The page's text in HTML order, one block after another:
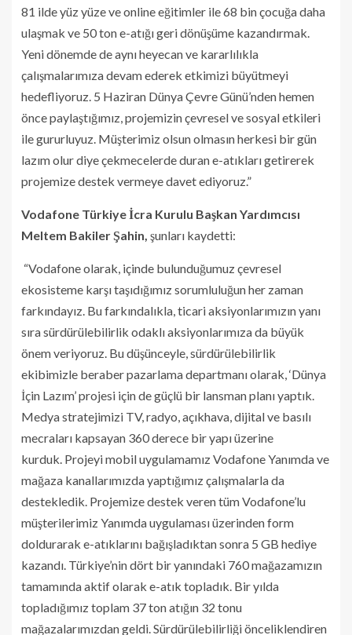
81 ilde yüz yüze ve online eğitimler ile 68 bin çocuğa daha
ulaşmak ve 50 ton e-atığı geri dönüşüme kazandırmak.
Yeni dönemde de aynı heyecan ve kararlılıkla
çalışmalarımıza devam ederek etkimizi büyütmeyi
hedefliyoruz. 5 Haziran Dünya Çevre Günü’nden hemen
önce paylaştığımız, projemizin çevresel ve sosyal etkileri
ile gururluyuz. Müşterimiz olsun olmasın herkesi bir gün
lazım olur diye çekmecelerde duran e-atıkları getirerek
projemize destek vermeye davet ediyoruz.”
Vodafone Türkiye İcra Kurulu Başkan Yardımcısı
Meltem Bakiler Şahin, şunları kaydetti:
“Vodafone olarak, içinde bulunduğumuz çevresel
ekosisteme karşı taşıdığımız sorumluluğun her zaman
farkındayız. Bu farkındalıkla, ticari aksiyonlarımızın yanı
sıra sürdürülebilirlik odaklı aksiyonlarımıza da büyük
önem veriyoruz. Bu düşünceyle, sürdürülebilirlik
ekibimizle beraber pazarlama departmanı olarak, ‘Dünya
İçin Lazım’ projesi için de güçlü bir lansman planı yaptık.
Medya stratejimizi TV, radyo, açıkhava, dijital ve basılı
mecraları kapsayan 360 derece bir yapı üzerine
kurduk. Projeyi mobil uygulamamız Vodafone Yanımda ve
mağaza kanallarımızda yaptığımız çalışmalarla da
destekledik. Projemize destek veren tüm Vodafone’lu
müşterilerimiz Yanımda uygulaması üzerinden form
doldurarak e-atıklarını bağışladıktan sonra 5 GB hediye
kazandı. Türkiye’nin dört bir yanındaki 760 mağazamızın
tamamında aktif olarak e-atık topladık. Bir yılda
topladığımız toplam 37 ton atığın 32 tonu
mağazalarımızdan geldi. Sürdürülebilirliği önceliklendiren